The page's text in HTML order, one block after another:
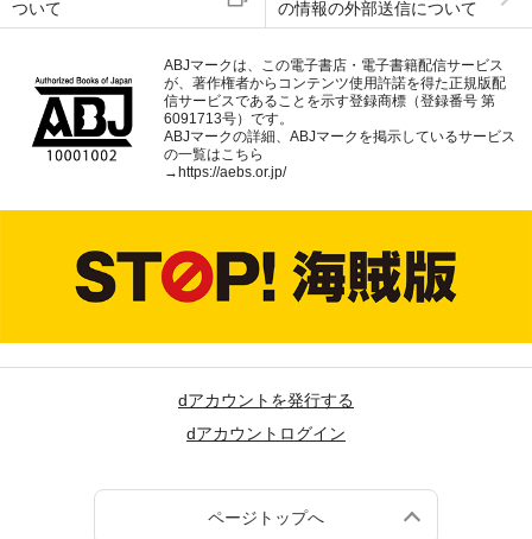
ついて
の情報の外部送信について
ABJマークは、この電子書店・電子書籍配信サービス
が、著作権者からコンテンツ使用許諾を得た正規版配
信サービスであることを示す登録商標（登録番号 第
6091713号）です。
ABJマークの詳細、ABJマークを掲示しているサービス
の一覧はこちら
→ https://aebs.or.jp/
dアカウントを発行する
dアカウントログイン
ページトップへ